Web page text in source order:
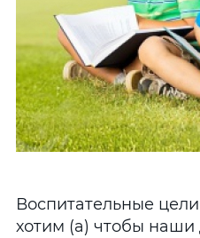
Воспитательные
хотим (а) чтобы